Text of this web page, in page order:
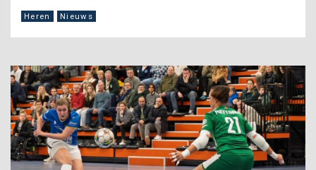
Heren Nieuws